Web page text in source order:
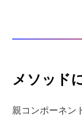
メソッド
親コンポーネン